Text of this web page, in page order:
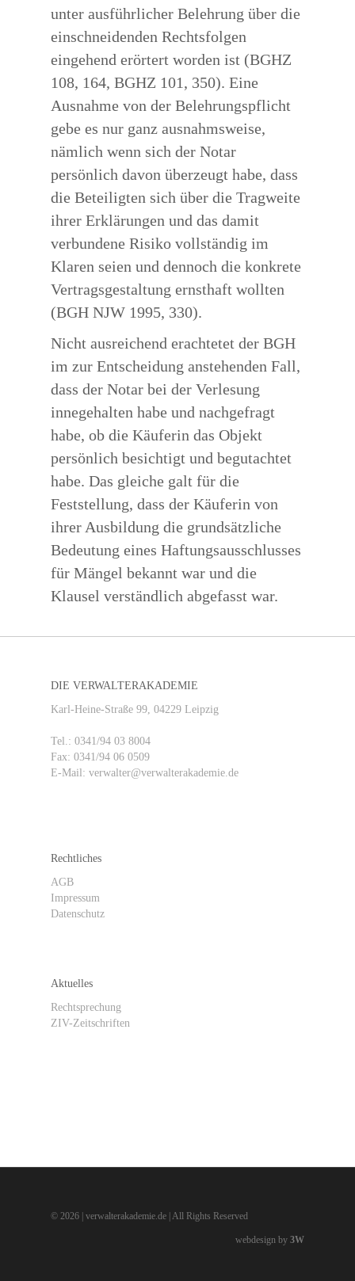
unter ausführlicher Belehrung über die
einschneidenden Rechtsfolgen
eingehend erörtert worden ist (BGHZ
108, 164, BGHZ 101, 350). Eine
Ausnahme von der Belehrungspflicht
gebe es nur ganz ausnahmsweise,
nämlich wenn sich der Notar
persönlich davon überzeugt habe, dass
die Beteiligten sich über die Tragweite
ihrer Erklärungen und das damit
verbundene Risiko vollständig im
Klaren seien und dennoch die konkrete
Vertragsgestaltung ernsthaft wollten
(BGH NJW 1995, 330).
Nicht ausreichend erachtetet der BGH
im zur Entscheidung anstehenden Fall,
dass der Notar bei der Verlesung
innegehalten habe und nachgefragt
habe, ob die Käuferin das Objekt
persönlich besichtigt und begutachtet
habe. Das gleiche galt für die
Feststellung, dass der Käuferin von
ihrer Ausbildung die grundsätzliche
Bedeutung eines Haftungsausschlusses
für Mängel bekannt war und die
Klausel verständlich abgefasst war.
DIE VERWALTERAKADEMIE
Karl-Heine-Straße 99, 04229 Leipzig
Tel.: 0341/94 03 8004
Fax: 0341/94 06 0509
E-Mail: verwalter@verwalterakademie.de
Rechtliches
AGB
Impressum
Datenschutz
Aktuelles
Rechtsprechung
ZIV-Zeitschriften
© 2026 | verwalterakademie.de | All Rights Reserved
webdesign by 3W